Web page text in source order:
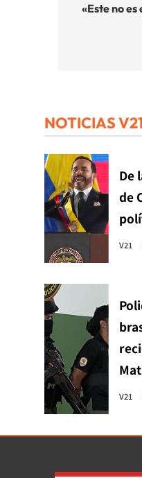
de
«Este no
NOTICIAS V21
De
de
V21
V21